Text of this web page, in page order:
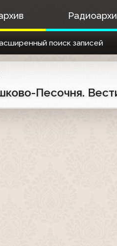
поиск записей
Песочня.